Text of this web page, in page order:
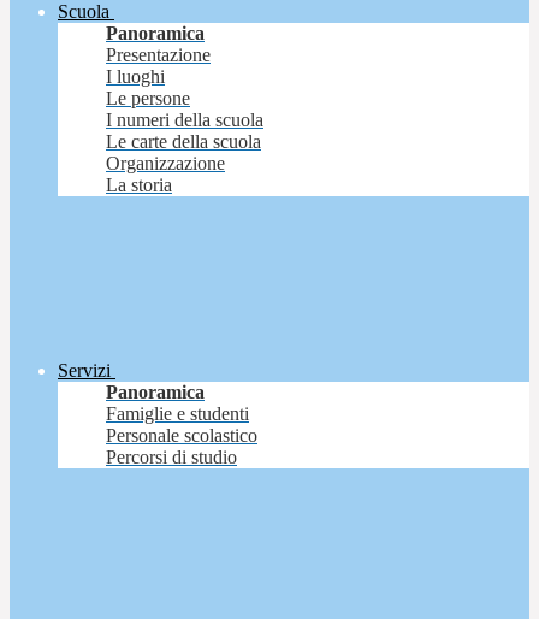
Scuola
Panoramica
Presentazione
I luoghi
Le persone
I numeri della scuola
Le carte della scuola
Organizzazione
La storia
Servizi
Panoramica
Famiglie e studenti
Personale scolastico
Percorsi di studio